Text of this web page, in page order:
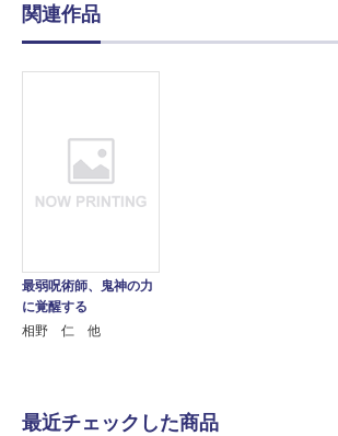
関連作品
最弱呪術師、鬼神の力
に覚醒する
相野 仁 他
最近チェックした商品